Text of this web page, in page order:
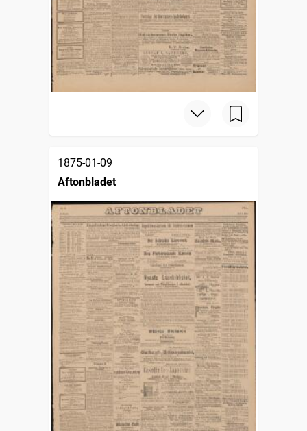
1875-01-09
Aftonbladet